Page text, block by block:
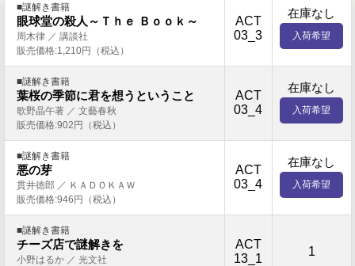
■謎解き書籍
眼球堂の殺人～Ｔｈｅ Ｂｏｏｋ～
周木律 ／ 講談社
販売価格:1,210円（税込）
ACT
03_3
在庫なし
入荷希望
■謎解き書籍
葉桜の季節に君を想うということ
歌野晶午著 ／ 文藝春秋
販売価格:902円（税込）
ACT
03_4
在庫なし
入荷希望
■謎解き書籍
悪の芽
貫井徳郎 ／ ＫＡＤＯＫＡＷ
販売価格:946円（税込）
ACT
03_4
在庫なし
入荷希望
■謎解き書籍
チーズ店で謎解きを
小野はるか ／ 光文社
ACT
13_1
1